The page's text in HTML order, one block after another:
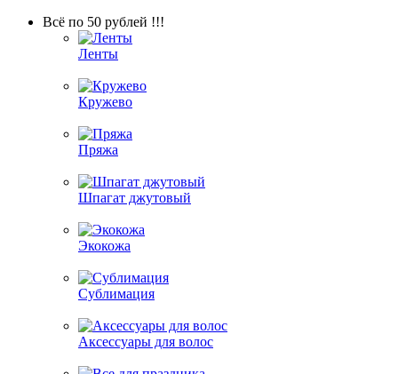
Всё по 50 рублей !!!
Ленты
Кружево
Пряжа
Шпагат джутовый
Экокожа
Сублимация
Аксессуары для волос